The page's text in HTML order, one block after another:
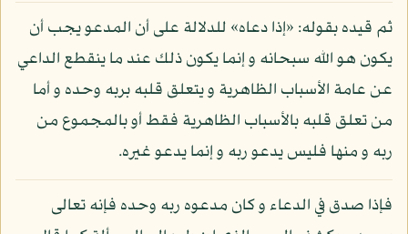
ثم قيده بقوله: «إذا دعاه» للدلالة على أن المدعو يجب أن
يكون هو الله سبحانه و إنما يكون ذلك عند ما ينقطع الداعي
عن عامة الأسباب الظاهرية و يتعلق قلبه بربه وحده و أما
من تعلق قلبه بالأسباب الظاهرية فقط أو بالمجموع من
ربه و منها فليس يدعو ربه و إنما يدعو غيره.
فإذا صدق في الدعاء و كان مدعوه ربه وحده فإنه تعالى